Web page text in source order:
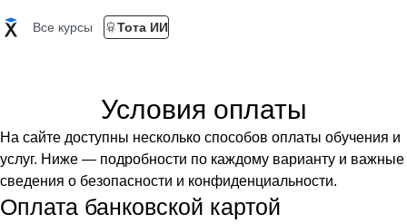
Все курсы Тота ИИ
Условия оплаты
На сайте доступны несколько способов оплаты обучения и
услуг. Ниже — подробности по каждому варианту и важные
сведения о безопасности и конфиденциальности.
Оплата банковской картой